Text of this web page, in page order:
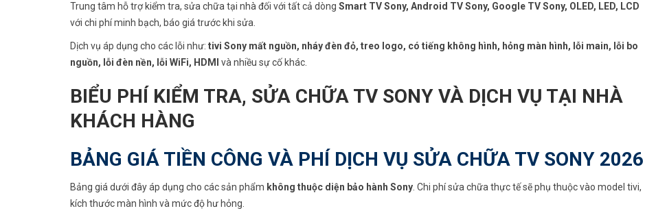
Trung tâm hỗ trợ kiểm tra, sửa chữa tại nhà đối với tất cả dòng Smart TV Sony, Android TV Sony, Google TV Sony, OLED, LED, LCD
với chi phí minh bạch, báo giá trước khi sửa.
Dịch vụ áp dụng cho các lỗi như: tivi Sony mất nguồn, nháy đèn đỏ, treo logo, có tiếng không hình, hỏng màn hình, lỗi main, lỗi bo
nguồn, lỗi đèn nền, lỗi WiFi, HDMI
và nhiều sự cố khác.
BIỂU PHÍ KIỂM TRA, SỬA CHỮA TV SONY VÀ DỊCH VỤ TẠI NHÀ
KHÁCH HÀNG
BẢNG GIÁ TIỀN CÔNG VÀ PHÍ DỊCH VỤ SỬA CHỮA TV SONY 2026
Bảng giá dưới đây áp dụng cho các sản phẩm không thuộc diện bảo hành Sony . Chi phí sửa chữa thực tế sẽ phụ thuộc vào model tivi,
kích thước màn hình và mức độ hư hỏng.